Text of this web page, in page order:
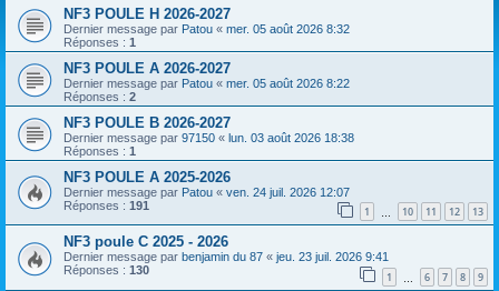
NF3 POULE H 2026-2027
Dernier message par Patou « mer. 05 août 2026 8:32
Réponses : 1
NF3 POULE A 2026-2027
Dernier message par Patou « mer. 05 août 2026 8:22
Réponses : 2
NF3 POULE B 2026-2027
Dernier message par 97150 « lun. 03 août 2026 18:38
Réponses : 1
NF3 POULE A 2025-2026
Dernier message par Patou « ven. 24 juil. 2026 12:07
Réponses : 191 1 10 11 12 13
NF3 poule C 2025 - 2026
Dernier message par benjamin du 87 « jeu. 23 juil. 2026 9:41
Réponses : 130 1 6 7 8 9